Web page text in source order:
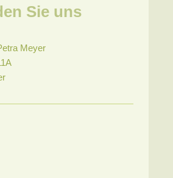
Sie uns
Meyer